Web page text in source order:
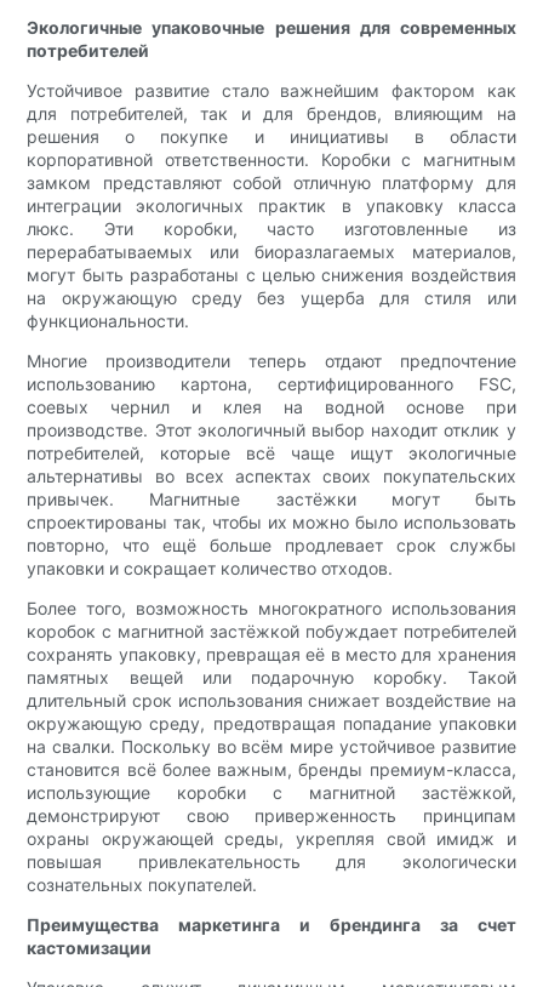
Экологичные упаковочные решения для современных
потребителей
Устойчивое развитие стало важнейшим фактором как
для потребителей, так и для брендов, влияющим на
решения о покупке и инициативы в области
корпоративной ответственности. Коробки с магнитным
замком представляют собой отличную платформу для
интеграции экологичных практик в упаковку класса
люкс. Эти коробки, часто изготовленные из
перерабатываемых или биоразлагаемых материалов,
могут быть разработаны с целью снижения воздействия
на окружающую среду без ущерба для стиля или
функциональности.
Многие производители теперь отдают предпочтение
использованию картона, сертифицированного FSC,
соевых чернил и клея на водной основе при
производстве. Этот экологичный выбор находит отклик у
потребителей, которые всё чаще ищут экологичные
альтернативы во всех аспектах своих покупательских
привычек. Магнитные застёжки могут быть
спроектированы так, чтобы их можно было использовать
повторно, что ещё больше продлевает срок службы
упаковки и сокращает количество отходов.
Более того, возможность многократного использования
коробок с магнитной застёжкой побуждает потребителей
сохранять упаковку, превращая её в место для хранения
памятных вещей или подарочную коробку. Такой
длительный срок использования снижает воздействие на
окружающую среду, предотвращая попадание упаковки
на свалки. Поскольку во всём мире устойчивое развитие
становится всё более важным, бренды премиум-класса,
использующие коробки с магнитной застёжкой,
демонстрируют свою приверженность принципам
охраны окружающей среды, укрепляя свой имидж и
повышая привлекательность для экологически
сознательных покупателей.
Преимущества маркетинга и брендинга за счет
кастомизации